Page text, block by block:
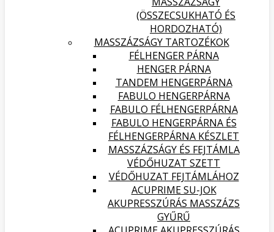
(ÖSSZECSUKHATÓ ÉS
HORDOZHATÓ)
MASSZÁZSÁGY TARTOZÉKOK
FÉLHENGER PÁRNA
HENGER PÁRNA
TANDEM HENGERPÁRNA
FABULO HENGERPÁRNA
FABULO FÉLHENGERPÁRNA
FABULO HENGERPÁRNA ÉS
FÉLHENGERPÁRNA KÉSZLET
MASSZÁZSÁGY ÉS FEJTÁMLA
VÉDŐHUZAT SZETT
VÉDŐHUZAT FEJTÁMLÁHOZ
ACUPRIME SU-JOK
AKUPRESSZÚRÁS MASSZÁZS
GYŰRŰ